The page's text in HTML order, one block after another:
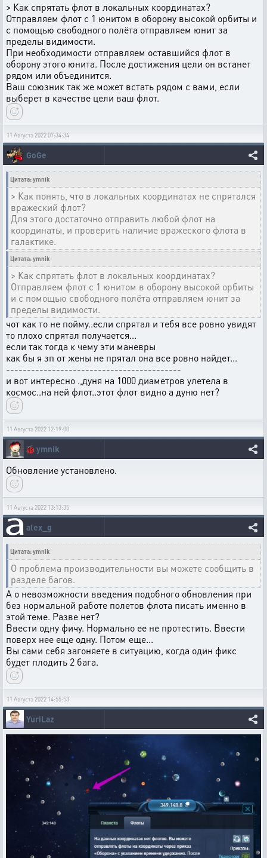
> Как спрятать флот в локальных координатах?
Отправляем флот с 1 юнитом в оборону высокой орбиты и
с помощью свободного полёта отправляем юнит за
пределы видимости.
При необходимости отправляем оставшийся флот в
оборону этого юнита. После достижения цели он встанет
рядом или объединится.
Ваш союзник так же может встать рядом с вами, если
выберет в качестве цели ваш флот.
11 Августа 2022 07:34:34
GoGe
Цитата: ymnik
> Как понять, что в локальных координатах не спрятался
вражеский флот?
Для этого достаточно отправить любой флот на
координаты, и проверить наличие вражеского флота в
галактике.
Цитата: ymnik
> Как спрятать флот в локальных координатах?
Отправляем флот с 1 юнитом в оборону высокой орбиты
и с помощью свободного полёта отправляем юнит за
пределы видимости.
чот как то не пойму..если спрятал и тебя все ровно увидят
то плохо спрятал получается...
если так тогда к чему эти маневры
как бы я зп от жены не прятал она все ровно найдет...
------------------------------------------
и вот интересно .,дуня на 1000 диаметров улетела в
космос..на ней флот..этот флот видно а дуню нет?
11 Августа 2022 12:19:00
🐞 ymnik
Обновление установлено.
11 Августа 2022 13:13:35
alex_g
Цитата: ymnik
О проблема производительности вы можете сообщить в
разделе багов.
А о невозможности введения подобного обновления при
без нормальной работе полетов флота писать именно в
этой теме. Разве нет?
Ввести одну фичу. Нормально ее не протестить. Ввести
поверх нее еще одну. Потом еще...
Вы сами себя загоняете в ситуацию, когда один фикс
будет плодить 2 бага.
11 Августа 2022 14:55:53
YuriLaz